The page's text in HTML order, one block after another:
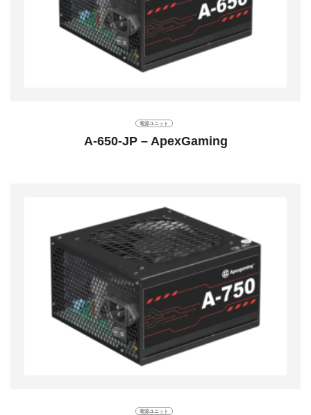
電源ユニット
A-650-JP – ApexGaming
電源ユニット